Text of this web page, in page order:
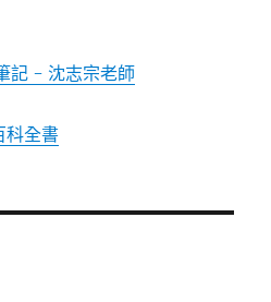
記 - 沈志宗老師
科全書